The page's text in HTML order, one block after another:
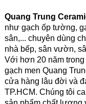
Quang Trung
như gạch ốp tường,
sân,... chuyên dùng
nhà bếp, sân vườn,
Với hơn 20 năm
gạch men Quang
cửa hàng lâu đời và
TP.HCM. Chúng tôi